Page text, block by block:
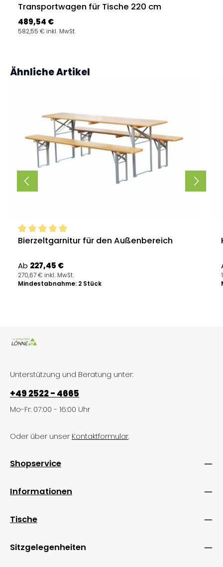
Transportwagen für Tische 220 cm
Regulärer Preis:
489,54 €
582,55 € inkl. MwSt.
Produktgalerie überspringen
Ähnliche Artikel
Durchschnittliche Bewertung von 5 von 5 Sternen
Bierzeltgarnitur für den Außenbereich
Regulärer Preis:
Ab 227,45 €
270,67 € inkl. MwSt.
Mindestabnahme: 2 Stück
Unterstützung und Beratung unter:
+49 2522 - 4665
Mo-Fr: 07:00 - 16:00 Uhr
Oder über unser Kontaktformular.
Shopservice
Informationen
Tische
Sitzgelegenheiten